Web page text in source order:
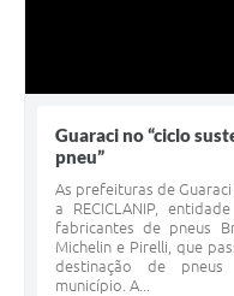
Guaraci no “ciclo
pneu”
As prefeituras de
a RECICLANIP,
fabricantes de pneus
Michelin e Pirelli, que
destinação de
município. A...